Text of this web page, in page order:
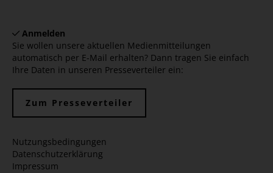
Anmelden
Sie wollen unsere aktuellen Medienmitteilungen
automatisch per E-Mail erhalten? Dann tragen Sie einfach
Ihre Daten in unseren Presseverteiler ein:
Zum Presseverteiler
Nutzungsbedingungen
Datenschutzerklärung
Impressum